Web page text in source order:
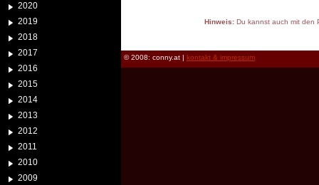
2020
2019
2018
2017
2016
2015
2014
2013
2012
2011
2010
2009
Hinweis:Du kannst auch mit den
© 2008: conny.at | kontakt & impressum